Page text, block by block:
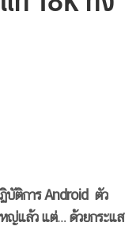
บัติการ Android ตัว
หญ่แล้ว แต่… ด้วยกระแส